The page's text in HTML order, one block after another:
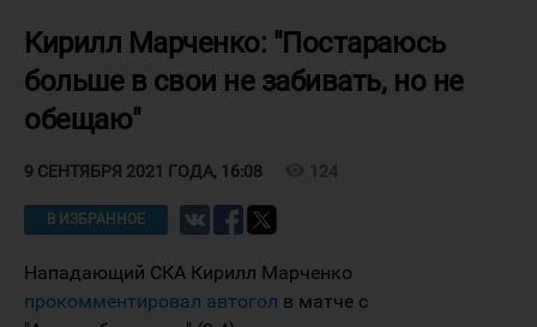
Кирилл Марченко: "Постараюсь
больше в свои не забивать, но не
обещаю"
9 СЕНТЯБРЯ 2021 ГОДА, 16:08 124
В ИЗБРАННОЕ
Нападающий СКА Кирилл Марченко
прокомментировал автогол в матче с